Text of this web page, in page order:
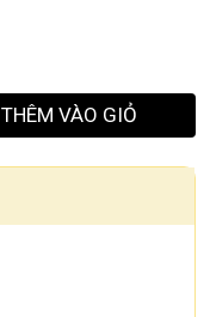
THÊM VÀO GIỎ